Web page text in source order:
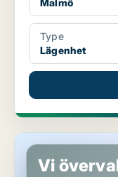
Malmö
Type
Lägenhet
Lägenhet i Malmö
Vi